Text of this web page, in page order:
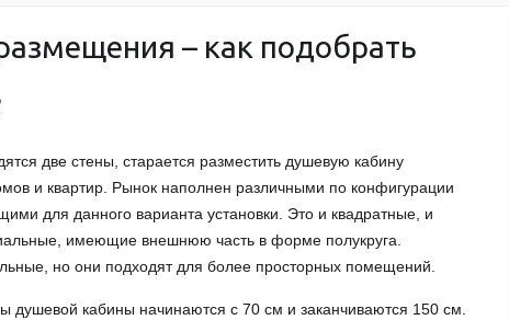
– как подобрать
две стены, старается разместить душевую кабину
и квартир. Рынок наполнен различными по конфигурации
для данного варианта установки. Это и квадратные, и
имеющие внешнюю часть в форме полукруга.
но они подходят для более просторных помещений.
душевой кабины начинаются с 70 см и заканчиваются 150 см.